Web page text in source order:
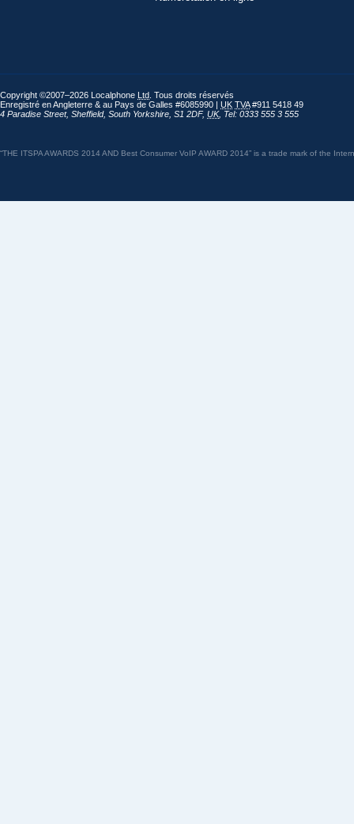
Copyright ©2007–2026 Localphone Ltd . Tous droits réservés
Enregistré en Angleterre & au Pays de Galles #6085990 | UK TVA#911 5418 49
4 Paradise Street, Sheffield, South Yorkshire S1 2DF, UK, Tel: 0333 555 3 555
“THE ITSPA AWARDS 2014 AND Best Consumer VoIP AWARD 2014” is a trade mark of the